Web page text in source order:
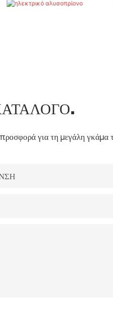
για τη μεγάλη γκάμα